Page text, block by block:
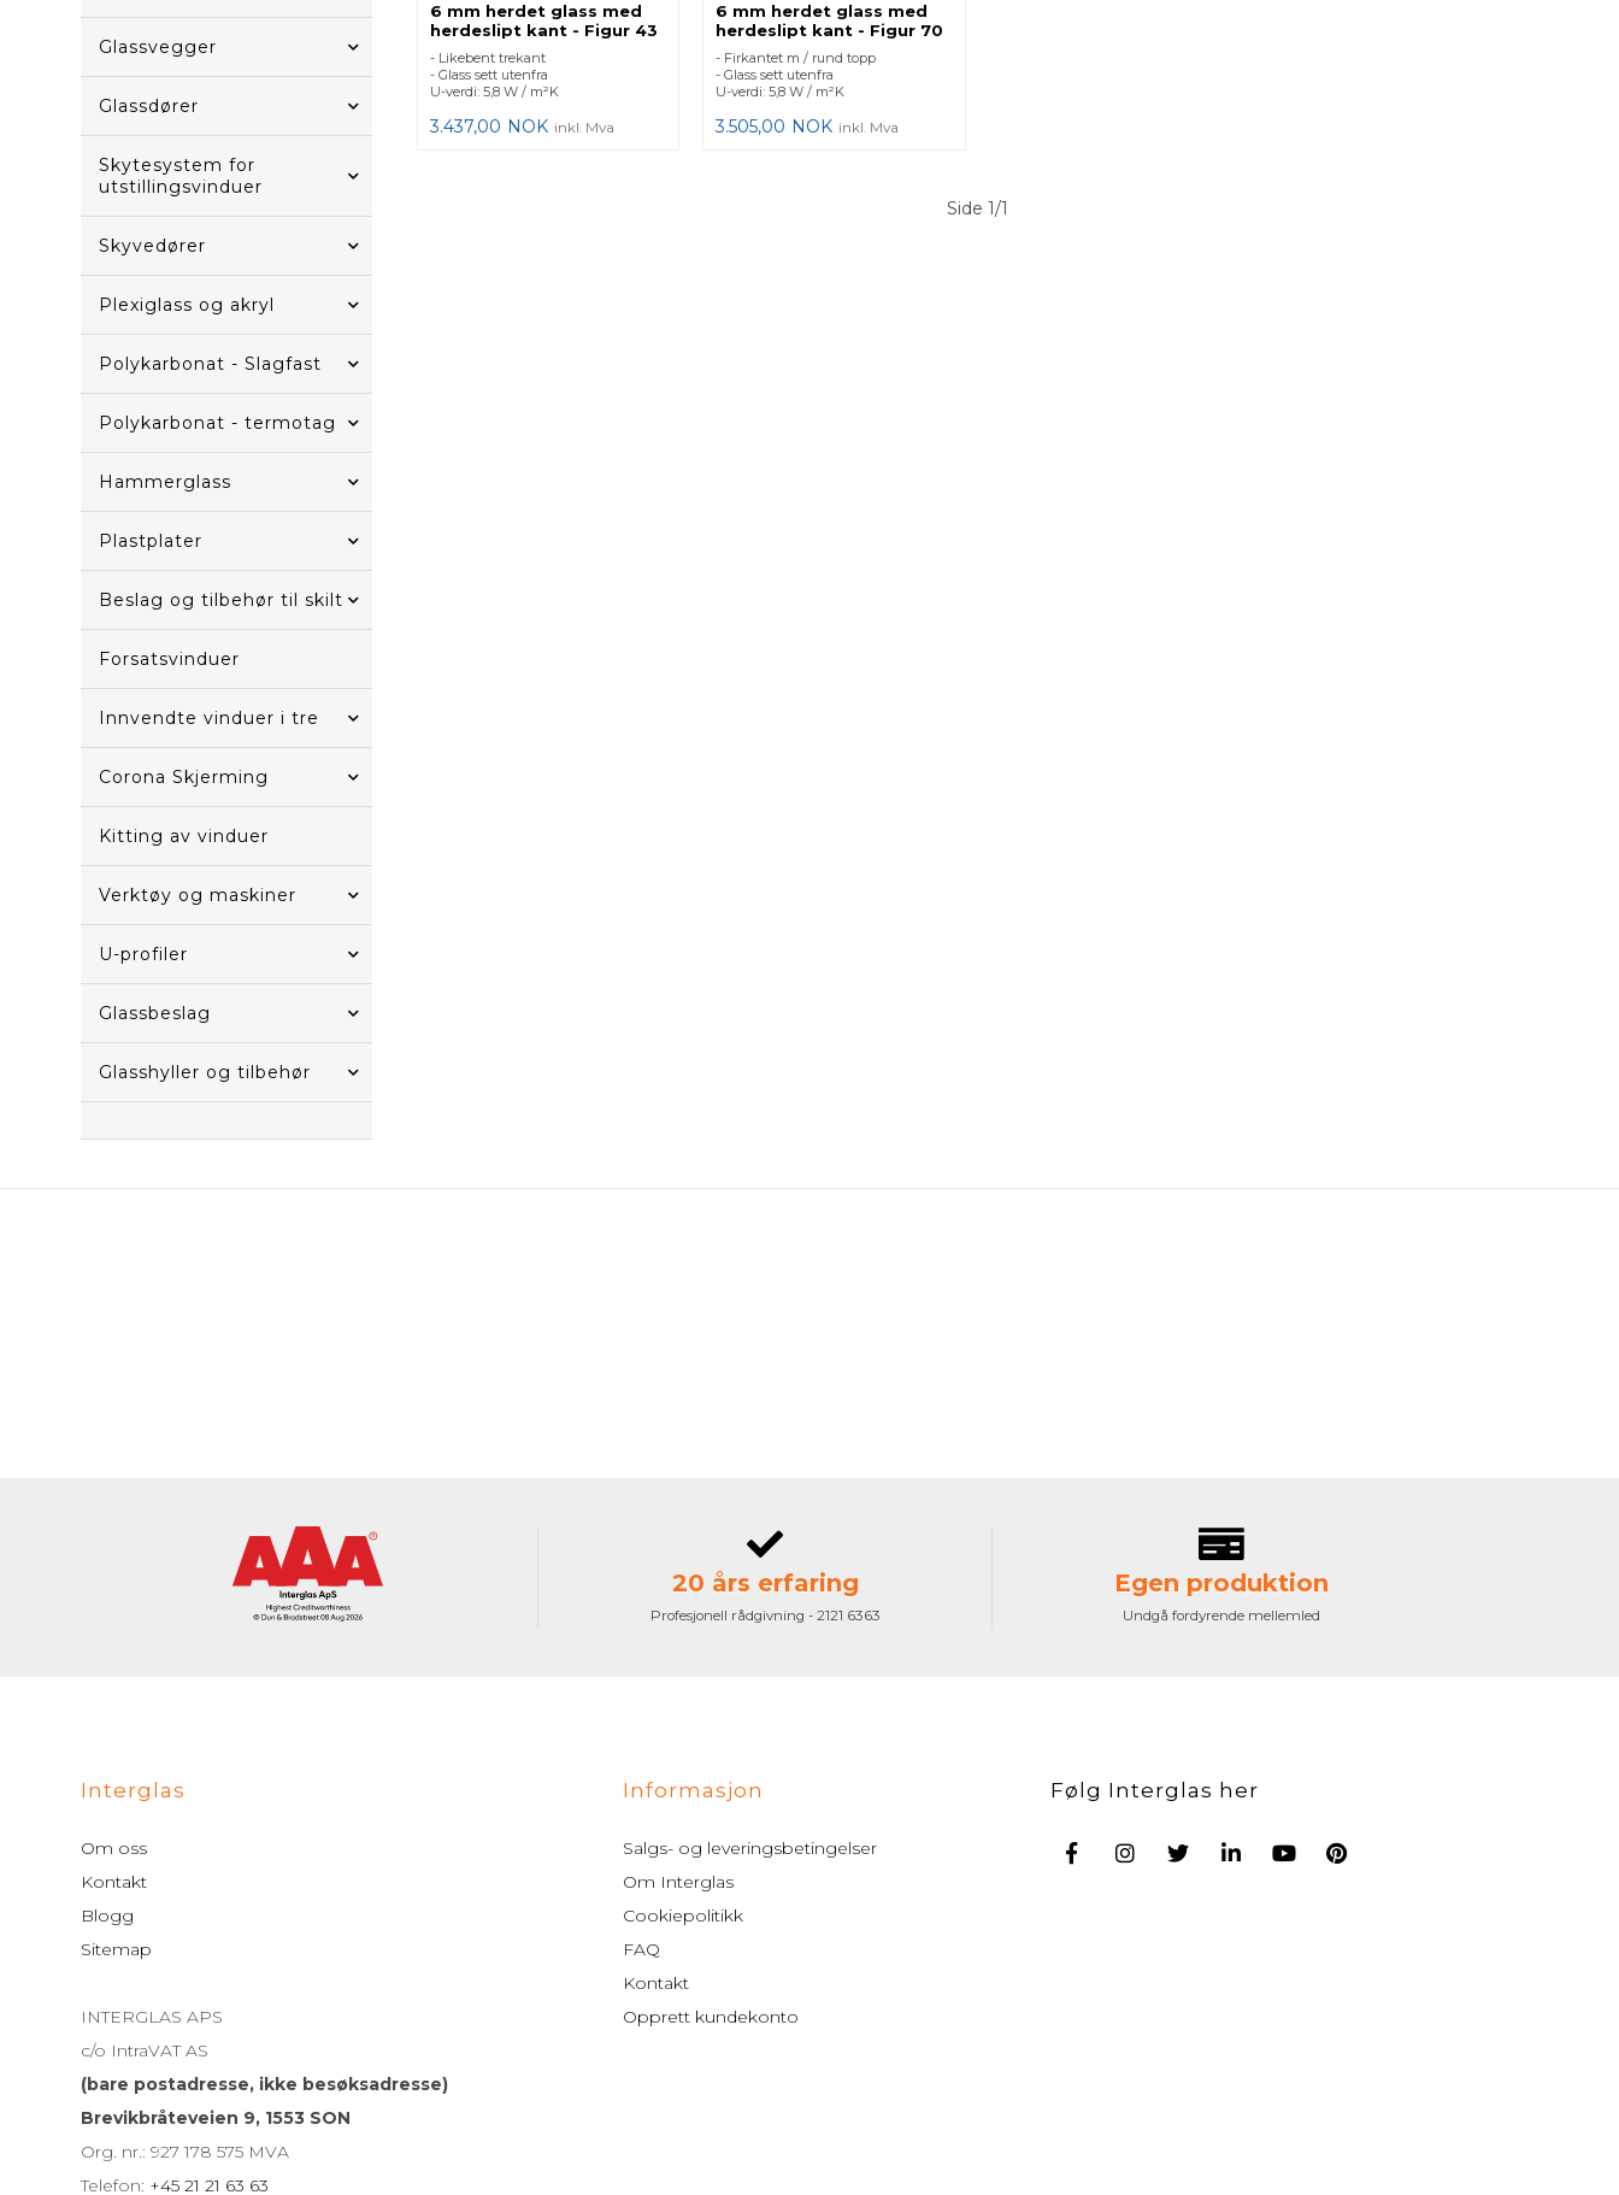
Glassvegger
Glassdører
Skytesystem for
utstillingsvinduer
Skyvedører
Plexiglass og akryl
Polykarbonat - Slagfast
Polykarbonat - termotag
Hammerglass
Plastplater
Beslag og tilbehør til skilt
Forsatsvinduer
Innvendte vinduer i tre
Corona Skjerming
Kitting av vinduer
Verktøy og maskiner
U-profiler
Glassbeslag
Glasshyller og tilbehør
6 mm herdet glass med
herdeslipt kant - Figur 43
- Likebent trekant
- Glass sett utenfra
U-verdi: 5,8 W / m²K
3.437,00 NOK inkl. Mva
6 mm herdet glass med
herdeslipt kant - Figur 70
- Firkantet m / rund topp
- Glass sett utenfra
U-verdi: 5,8 W / m²K
3.505,00 NOK inkl. Mva
Side 1/1
20 års erfaring
Profesjonell rådgivning - 2121 6363
Egen produktion
Undgå fordyrende mellemled
Interglas
Om oss
Kontakt
Blogg
Sitemap
INTERGLAS APS
c/o IntraVAT AS
(bare postadresse, ikke besøksadresse)
Brevikbråteveien 9, 1553 SON
Org. nr.: 927 178 575 MVA
Telefon: +45 21 21 63 63
Informasjon
Salgs- og leveringsbetingelser
Om Interglas
Cookiepolitikk
FAQ
Kontakt
Opprett kundekonto
Følg Interglas her